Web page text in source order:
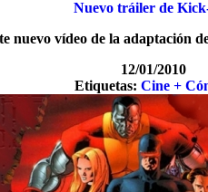
Nuevo tráiler de
nuevo vídeo de la
12/01/2010
Etiquetas: Cine +